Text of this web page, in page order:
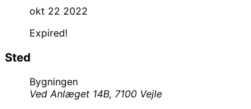
okt 22 2022
Expired!
Sted
Bygningen
Ved Anlæget 14B, 7100 Vejle